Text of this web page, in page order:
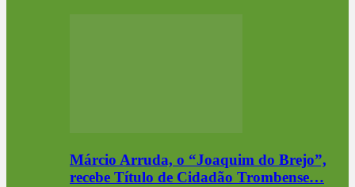
Márcio Arruda, o “Joaquim do Brejo”,
recebe Título de Cidadão Trombense…